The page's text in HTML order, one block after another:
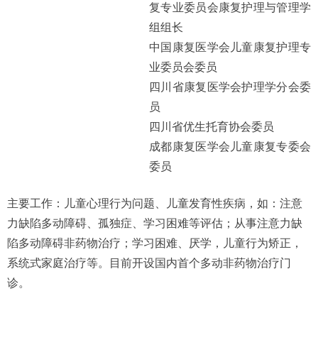
复专业委员会康复护理与管理学
组组长
中国康复医学会儿童康复护理专
业委员会委员
四川省康复医学会护理学分会委
员
四川省优生托育协会委员
成都康复医学会儿童康复专委会
委员
主要工作：儿童心理行为问题、儿童发育性疾病，如：注意
力缺陷多动障碍、孤独症、学习困难等评估；从事注意力缺
陷多动障碍非药物治疗；学习困难、厌学，儿童行为矫正，
系统式家庭治疗等。目前开设国内首个多动非药物治疗门
诊。